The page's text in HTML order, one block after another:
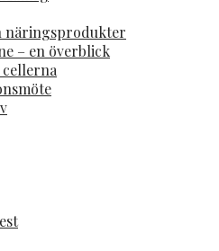
näringsprodukter
– en överblick